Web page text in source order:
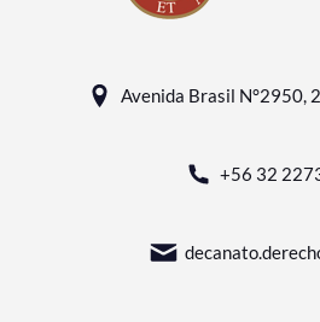
Avenida Brasil N°2950,
+56 32